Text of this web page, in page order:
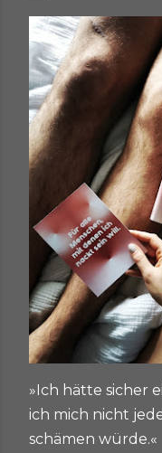
»Ich hätte sicher
ich mich nicht
schämen würde.«